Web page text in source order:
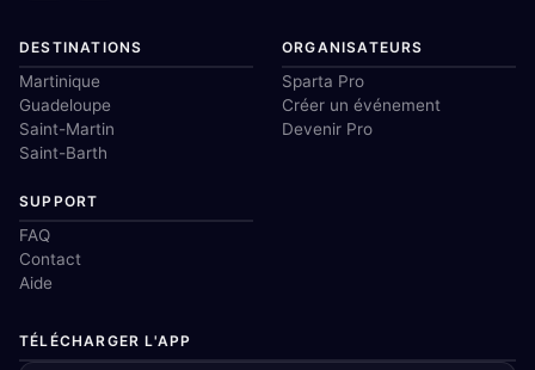
DESTINATIONS
Martinique
Guadeloupe
Saint-Martin
Saint-Barth
ORGANISATEURS
Sparta Pro
Créer un événement
Devenir Pro
SUPPORT
FAQ
Contact
Aide
TÉLÉCHARGER L'APP